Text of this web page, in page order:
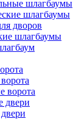
шлагбаумы
шлагбаумы
дворов
шлагбаумы
ворота
двери